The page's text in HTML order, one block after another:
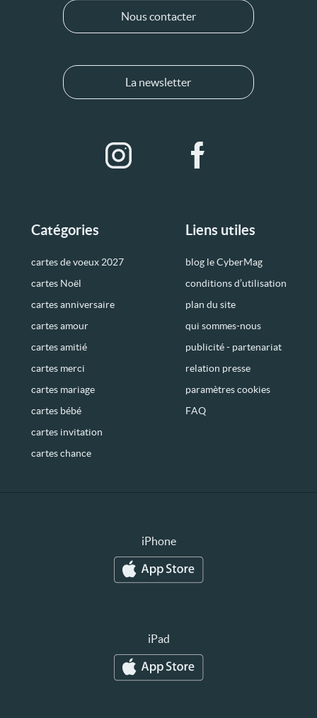
Catégories
cartes de voeux 2027
cartes Noël
cartes anniversaire
cartes amour
cartes amitié
cartes merci
cartes mariage
cartes bébé
cartes invitation
cartes chance
Liens utiles
blog le CyberMag
conditions d’utilisation
plan du site
qui sommes-nous
publicité - partenariat
relation presse
paramètres cookies
FAQ
Nous contacter
La newsletter
iPhone
iPad